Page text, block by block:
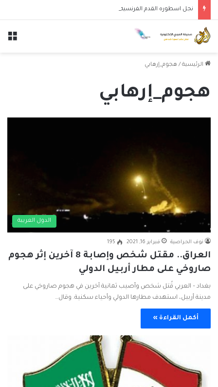
نجل اسطوره القدم الفرنسيه زيدان لوكا يتعاقد مع نادي ليغانيس
الرئيسية / هجوم_إرهابي
هجوم_إرهابي
الدول العربية
نوف الحراصية فبراير 16, 2021 195
العراق.. مقتل شخص وإصابة 8 آخرين إثر هجوم
صاروخي على مطار أربيل الدولي
بغداد – العربي قُتل شخص وأصيب ثمانية آخرين في هجوم صاروخي على
مدينة أربيل، استهدف مطارها الدولي وأحياء سكنية. وقال…
أكمل القراءة »